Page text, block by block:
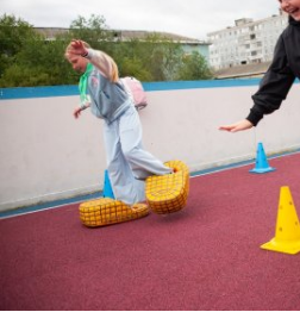
Адрес:
Телефон: